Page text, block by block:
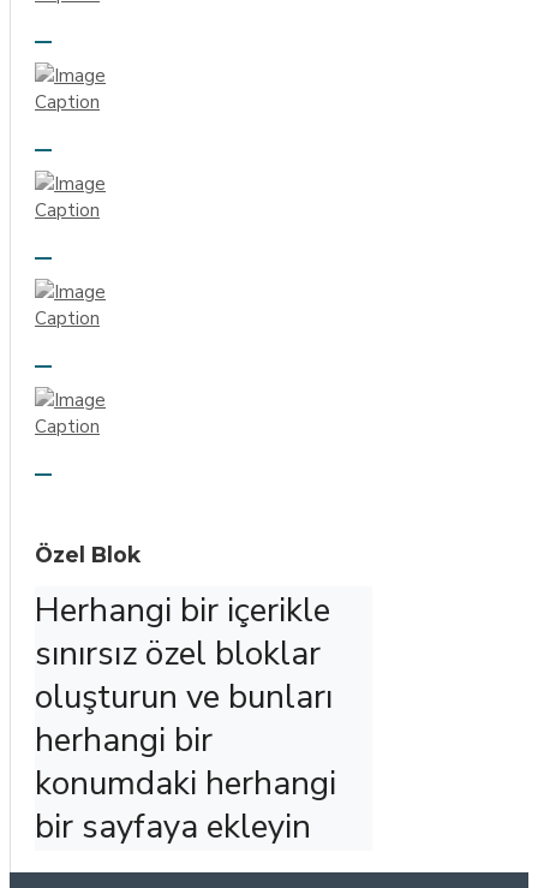
Özel Blok
Herhangi bir içerikle
sınırsız özel bloklar
oluşturun ve bunları
herhangi bir
konumdaki herhangi
bir sayfaya ekleyin